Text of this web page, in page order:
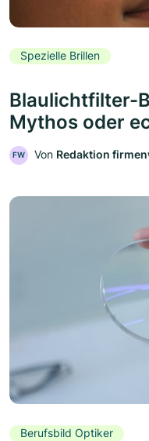
Spezielle Brillen
Blaulichtfilter-
Mythos oder
FW Von Redaktion
Berufsbild Optiker